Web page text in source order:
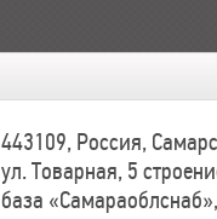
443109, Россия,
ул. Товарная, 5
база